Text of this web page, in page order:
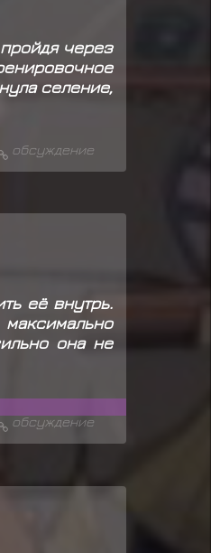
через
селение,
обсуждение
её внутрь.
она не
обсуждение